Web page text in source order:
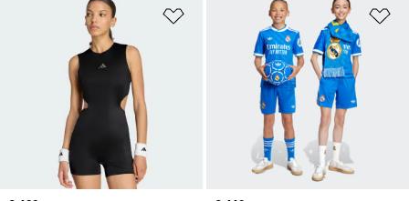
Ajouter à la Liste de produits